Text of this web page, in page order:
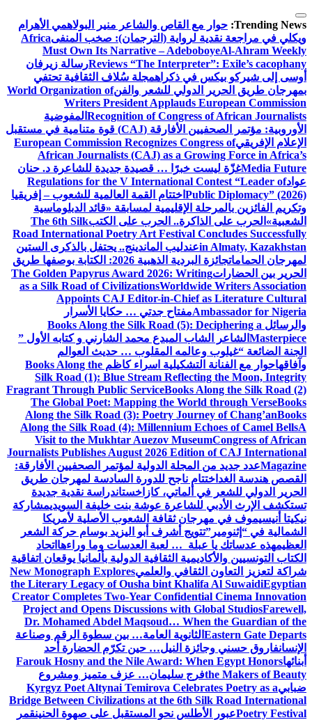
التجاوز
إلى
المحتوى
Trending News: حوار مع القاص والشاعر منير البولاهمي الأهرام
ويكلي في مراجعة نقدية لرواية (الترجمان): صخب المنفىAfrica
Must Own Its Narrative – AdeboboyeAl-Ahram Weekly
Reviews “The Interpreter”: Exile’s cacophanyرسالة زيرفان
أوسى إلى شيركو بيكس في ذكراهمجلة سُلاف الثقافية تحتفي
بمهرجان طريق الحرير الدولي للشعر والفنWorld Organization of
Writers President Applauds European Commission
Recognition of Congress of African Journalists المفوضية
الأوروبية: مؤتمر الصحفيين الأفارقة (CAJ) قوة متنامية في مستقبل
الإعلام الإفريقيEuropean Commission Recognizes Congress of
African Journalists (CAJ) as a Growing Force in Africa’s
Media Futureغزّة ليست خبرًا … قصيدة جديدة للشاعرة د. حنان
عوادRegulations for the V International Contest “Leader of
Public Diplomacy” (2026) اختتام القمة العالمية للشعوب – إفريقيا
وتكريم الفائزين بالمرحلة الإقليمية لمسابقة «قائد الدبلوماسية
الشعبية» الحرب على الذاكرة.. الحرب على الكتبThe 6th Silk
Road International Poetry Art Festival Concludes Successfully
in Almaty, Kazakhstanعندليب الماندينج.. يحتفل بالذكرى الستين
لمهرجان الحمامات
جائزة البردية الذهبية 2026: الكتابة بوصفها طريق
الحرير بين الحضاراتThe Golden Papyrus Award 2026: Writing
as a Silk Road of CivilizationsWorldwide Writers Association
Appoints CAJ Editor-in-Chief as Literature Cultural
Ambassador for Nigeriaمفتاح جدتي … حكايا الأسرار
والرسائل Books Along the Silk Road (5): Deciphering a
Masterpiece الشاعر الشاب المبدع محمد الشارني و كتابه الأول ”
الجنة الضائعة “غيلوب وعالمه المقلوب … حديث العوالم
وآفاقهاحوار مع الفنانة التشكيلية اسراء كاظم Books Along the
Silk Road (1): Blue Stream Reflecting the Moon, Integrity
Fragrant Through Public ServiceBooks Along the Silk Road (2)
The Global Poet: Mapping the World through VerseBooks
Along the Silk Road (3): Poetry Journey of Chang’anBooks
Along the Silk Road (4): Millennium Echoes of Camel BellsA
Visit to the Mukhtar Auezov MuseumCongress of African
Journalists Publishes August 2026 Edition of CAJ International
Magazineعدد جديد من المجلة الدولية لمؤتمر الصحفيين الأفارقة:
القصص هندسة الغد اختتام ناجح للدورة السادسة لمهرجان طريق
الحرير الدولي للشعر في ألماتي، كازاخستاندراسة نقدية جديدة
تستكشف الإرث الأدبي للشاعرة عوشة بنت خليفة السويديمشاركة
نيكيتا أنيسيموف في مهرجان ثقافة الشعوب الأصلية لأمريكا
الشمالية في “إثنومير”تتويج أشرف أبو اليزيد بوسام حركة الشعر
العظيمهذه عدساتك يا عبلة … لعبة العدسات وما وراءها اتحاد
الكتاب التونسيين والأكاديمية الثقافية الدولية بألمانيا يوقعان اتفاقية
شراكة لتعزيز التعاون الثقافي والعلميNew Monograph Explores
the Literary Legacy of Ousha bint Khalifa Al SuwaidiEgyptian
Creator Completes Two-Year Confidential Cinema Innovation
Project and Opens Discussions with Global StudiosFarewell,
Dr. Mohamed Abdel Maqsoud… When the Guardian of the
Eastern Gate Departs الثانوية العامة… بين سطوة الرقم وصناعة
الإنسانفاروق حسني وجائزة النيل… حين تكرّم الحضارة أحد
أبنائهاFarouk Hosny and the Nile Award: When Egypt Honors
the Makers of Beautyفرج سليمان… عزف متميز ومشروع
ضبابيKyrgyz Poet Altynai Temirova Celebrates Poetry as a
Bridge Between Civilizations at the 6th Silk Road International
Poetry Festivalعبور الأطلس نحو المستقبل على صهوة الحنينقمر